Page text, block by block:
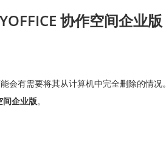
协作空间企业版
能会有需要将其从计算机中完全删除的情况。
企业版。